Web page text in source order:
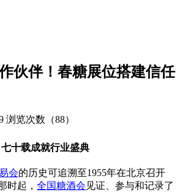
伙伴！春糖展位搭建信任
浏览次数（88）
十载成就行业盛典
会的历史可追溯至1955年在北京召开
时起， 全国糖酒会 见证、参与和记录了